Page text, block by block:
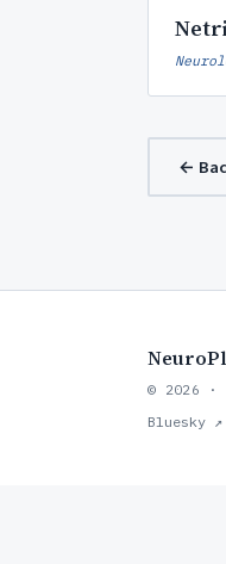
←
© 2026
Bluesky ↗